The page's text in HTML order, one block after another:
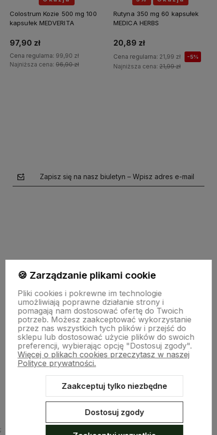
Colostrum Kozie 500 mg 100
kapsułek MEDVERITA
97,90 zł
Cena regularna: 99,90 zł
Najniższa cena: 96,90 zł
Rutyna 350 mg 60 kapsułek
MEDICA HERBS
20,89 zł
Cena regularna: 21,99 zł -5%
Najniższa cena: 21,99 zł
Zapisz się na nasz biuletyn – Wpisz adres e-mail
Pomoc
Moje konto
Płatności i dostawa
;
🍪 Zarządzanie plikami cookie
Pliki cookies i pokrewne im technologie
umożliwiają poprawne działanie strony i
pomagają nam dostosować ofertę do Twoich
potrzeb. Możesz zaakceptować wykorzystanie
przez nas wszystkich tych plików i przejść do
sklepu lub dostosować użycie plików do swoich
preferencji, wybierając opcję "Dostosuj zgody".
Więcej o plikach cookies przeczytasz w naszej
Polityce prywatności.
Zaakceptuj tylko niezbędne
Dostosuj zgody